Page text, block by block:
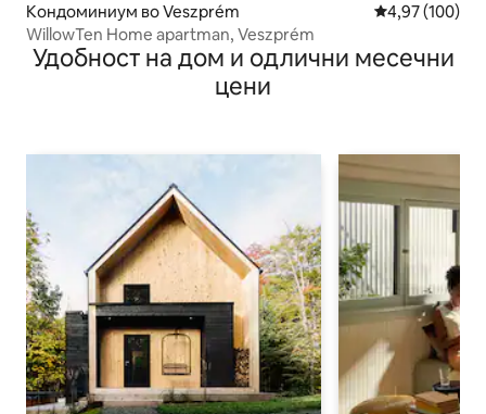
Кондоминиум во Veszprém Просечна
4,97 (100)
WillowTen Home apartman, Veszprém
Удобност на дом и одлични месечни
цени